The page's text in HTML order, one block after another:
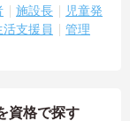
施設長
児童発
活支援員
管理
資格で探す